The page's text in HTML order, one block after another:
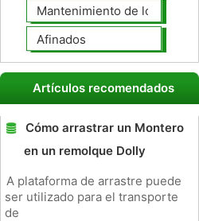
Mantenimiento de los
Afinados
Artículos recomendados
Cómo arrastrar un Montero
en un remolque Dolly
A plataforma de arrastre puede
ser utilizado para el transporte
de